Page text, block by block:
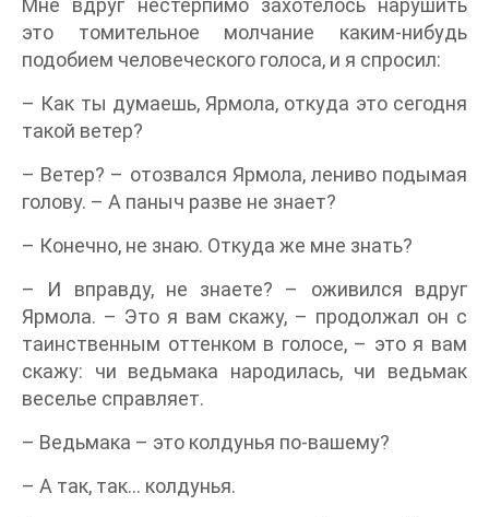
Мне вдруг нестерпимо захотелось нарушить
это томительное молчание каким-нибудь
подобием человеческого голоса, и я спросил:
– Как ты думаешь, Ярмола, откуда это сегодня
такой ветер?
– Ветер? – отозвался Ярмола, лениво подымая
голову. – А паныч разве не знает?
– Конечно, не знаю. Откуда же мне знать?
– И вправду, не знаете? – оживился вдруг
Ярмола. – Это я вам скажу, – продолжал он с
таинственным оттенком в голосе, – это я вам
скажу: чи ведьмака народилась, чи ведьмак
веселье справляет.
– Ведьмака – это колдунья по-вашему?
– А так, так… колдунья.